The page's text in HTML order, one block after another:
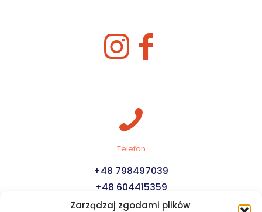
Zarządzaj zgodami plików
Telefon
+48 798497039
+48 604415359